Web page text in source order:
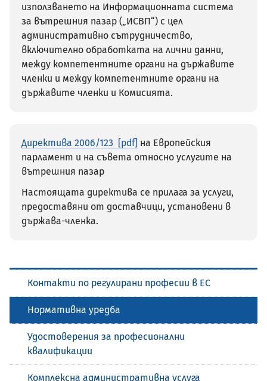
използването на Информационната система
за вътрешния пазар („ИСВП“) с цел
административно сътрудничество,
включително обработката на лични данни,
между компетентните органи на държавите
членки и между компетентните органи на
държавите членки и Комисията.
Директива 2006/123
на Европейския
парламент и на съвета относно услугите на
вътрешния пазар
Настоящата директива се прилага за услуги,
предоставяни от доставчици, установени в
държава-членка.
Контакти по регулирани професии в ЕС
Нормативна уредба
Удостоверения за професионални
квалификации
Комплексна административна услуга